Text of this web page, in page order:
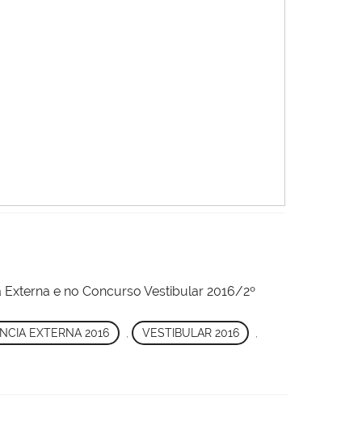
e no Concurso Vestibular 2016/2º
EXTERNA 2016 VESTIBULAR 2016